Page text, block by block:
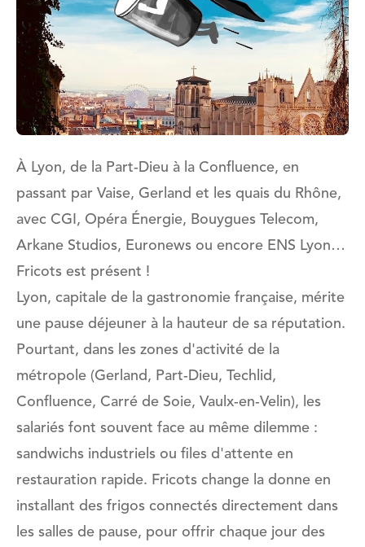
À Lyon, de la Part-Dieu à la Confluence, en
passant par Vaise, Gerland et les quais du Rhône,
avec CGI, Opéra Énergie, Bouygues Telecom,
Arkane Studios, Euronews ou encore ENS Lyon…
Fricots est présent !
Lyon, capitale de la gastronomie française, mérite
une pause déjeuner à la hauteur de sa réputation.
Pourtant, dans les zones d'activité de la
métropole (Gerland, Part-Dieu, Techlid,
Confluence, Carré de Soie, Vaulx-en-Velin), les
salariés font souvent face au même dilemme :
sandwichs industriels ou files d'attente en
restauration rapide. Fricots change la donne en
installant des frigos connectés directement dans
les salles de pause, pour offrir chaque jour des